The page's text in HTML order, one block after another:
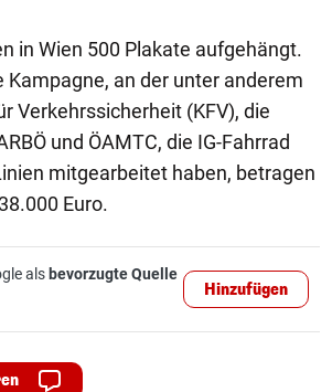
in Wien 500 Plakate aufgehängt.
Kampagne, an der unter anderem
Verkehrssicherheit (KFV), die
und ÖAMTC, die IG-Fahrrad
mitgearbeitet haben, betragen
Euro.
als bevorzugte Quelle
Hinzufügen